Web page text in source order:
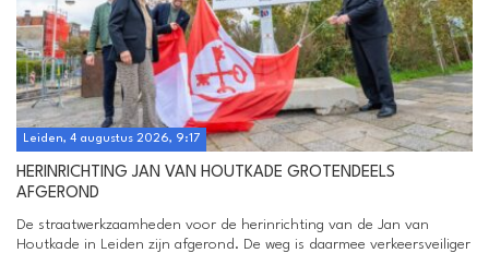
Leiden, 4 augustus 2026, 9:17
HERINRICHTING JAN VAN HOUTKADE GROTENDEELS
AFGEROND
De straatwerkzaamheden voor de herinrichting van de Jan van
Houtkade in Leiden zijn afgerond. De weg is daarmee verkeersveiliger